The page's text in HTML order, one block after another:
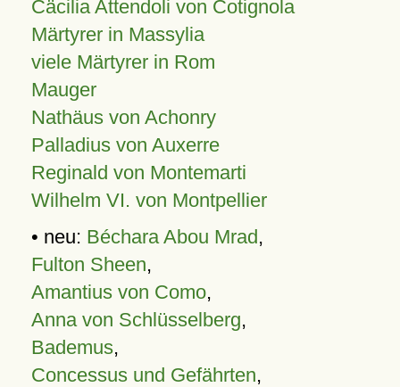
Cäcilia Attendoli von Cotignola
Märtyrer in Massylia
viele Märtyrer in Rom
Mauger
Nathäus von Achonry
Palladius von Auxerre
Reginald von Montemarti
Wilhelm VI. von Montpellier
• neu: Béchara Abou Mrad,
Fulton Sheen,
Amantius von Como,
Anna von Schlüsselberg,
Bademus,
Concessus und Gefährten,